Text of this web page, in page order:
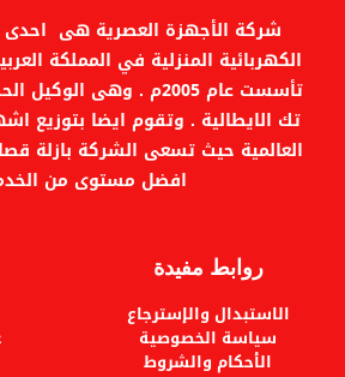
شركة الأجهزة العصرية هى احدى
الكهربائية المنزلية في المملكة
تأسست عام 2005م . وهى
تك الايطالية . وتقوم ايضا بتوزيع
العالمية حيث تسعى الشركة بازلة
افضل مستوى من
روابط مفيدة
الاستبدال والإسترجاع
سياسة الخصوصية
الأحكام والشروط